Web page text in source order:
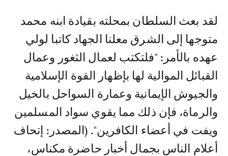
لقد بعث السلطان بمحلته بقيادة ابنه محمد
متوجها إلى الشرق معلنا الجهاد كاتبا لولي
عهده بالأمر: "فلتكتب لعمال الثغور وعمال
القبائل الموالية لها بإظهار القوة الإسلامية
والجيوش الإيمانية وعمارة السواحل بالخيل
والرماة، فإن ذلك مما يقوي سواد المسلمين
ويفت في أعضاء الكافرين". (المصدر: إتحاف
أعلام الناس بجمال أخبار حاضرة مكناس،